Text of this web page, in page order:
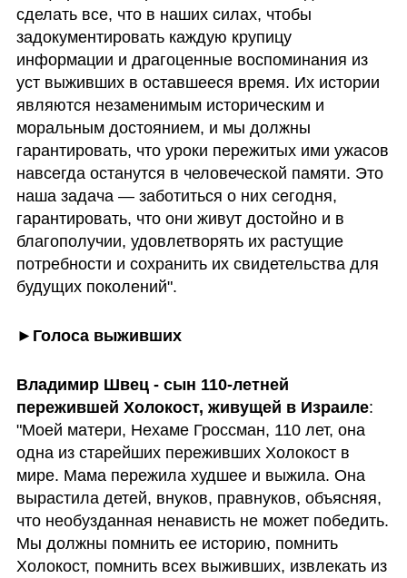
сделать все, что в наших силах, чтобы
задокументировать каждую крупицу
информации и драгоценные воспоминания из
уст выживших в оставшееся время. Их истории
являются незаменимым историческим и
моральным достоянием, и мы должны
гарантировать, что уроки пережитых ими ужасов
навсегда останутся в человеческой памяти. Это
наша задача — заботиться о них сегодня,
гарантировать, что они живут достойно и в
благополучии, удовлетворять их растущие
потребности и сохранить их свидетельства для
будущих поколений".
►Голоса выживших
Владимир Швец - сын 110-летней
пережившей Холокост, живущей в Израиле:
"Моей матери, Нехаме Гроссман, 110 лет, она
одна из старейших переживших Холокост в
мире. Мама пережила худшее и выжила. Она
вырастила детей, внуков, правнуков, объясняя,
что необузданная ненависть не может победить.
Мы должны помнить ее историю, помнить
Холокост, помнить всех выживших, извлекать из